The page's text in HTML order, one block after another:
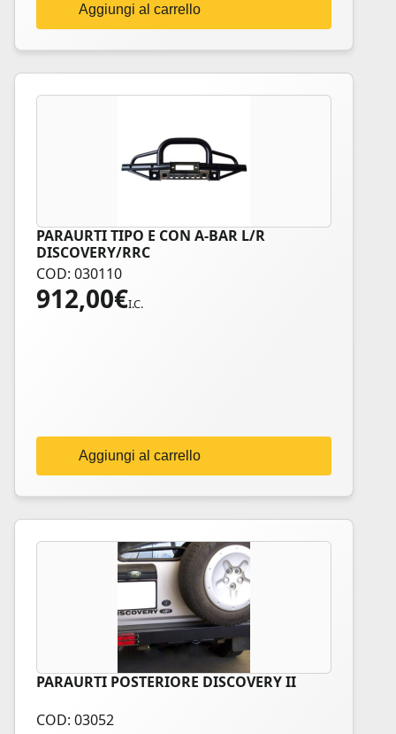
Aggiungi al carrello
PARAURTI TIPO E CON A-BAR L/R
DISCOVERY/RRC
COD: 030110
912,00€I.C.
Aggiungi al carrello
PARAURTI POSTERIORE DISCOVERY II
COD: 03052